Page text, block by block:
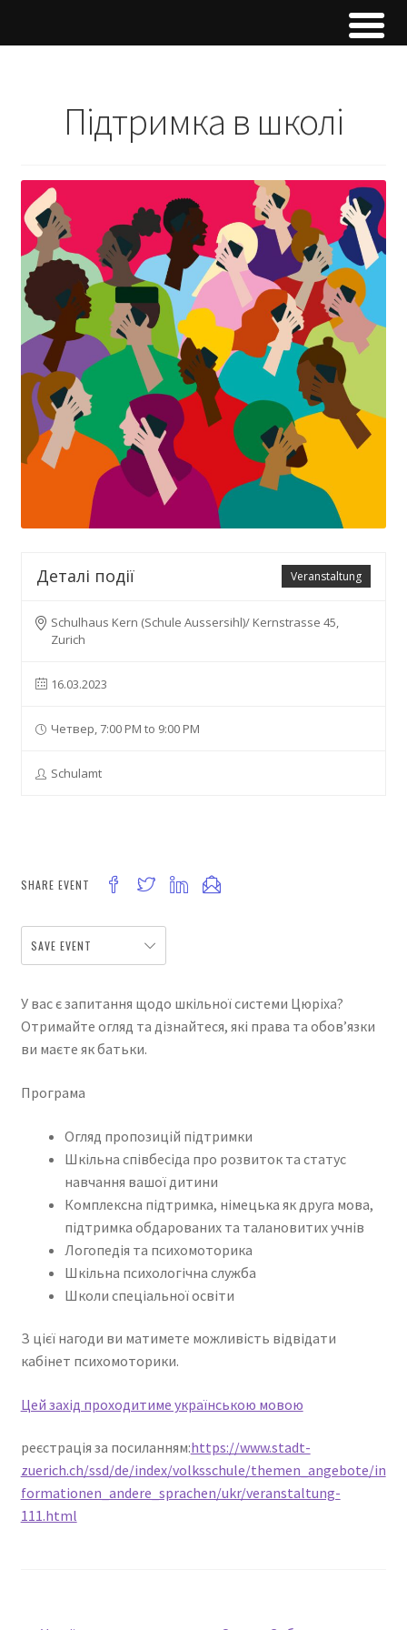
Підтримка в школі
Veranstaltung
Деталі події
Schulhaus Kern (Schule Aussersihl)/ Kernstrasse 45,
Zurich
16.03.2023
Четвер, 7:00 PM to 9:00 PM
Schulamt
SHARE EVENT
SAVE EVENT
У вас є запитання щодо шкільної системи Цюріха?
Отримайте огляд та дізнайтеся, які права та обов’язки
ви маєте як батьки.
Програма
Огляд пропозицій підтримки
Шкільна співбесіда про розвиток та статус
навчання вашої дитини
Комплексна підтримка, німецька як друга мова,
підтримка обдарованих та талановитих учнів
Логопедія та психомоторика
Шкільна психологічна служба
Школи спеціальної освіти
З цієї нагоди ви матимете можливість відвідати
кабінет психомоторики.
Цей захід проходитиме українською мовою
реєстрація за посиланням:https://www.stadt-
zuerich.ch/ssd/de/index/volksschule/themen_angebote/in
formationen_andere_sprachen/ukr/veranstaltung-
111.html